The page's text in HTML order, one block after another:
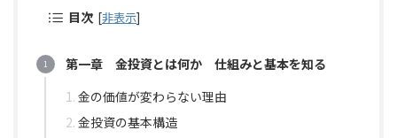
目次 [非表示]
第一章 金投資とは何か 仕組みと基本を知る
金の価値が変わらない理由
金投資の基本構造